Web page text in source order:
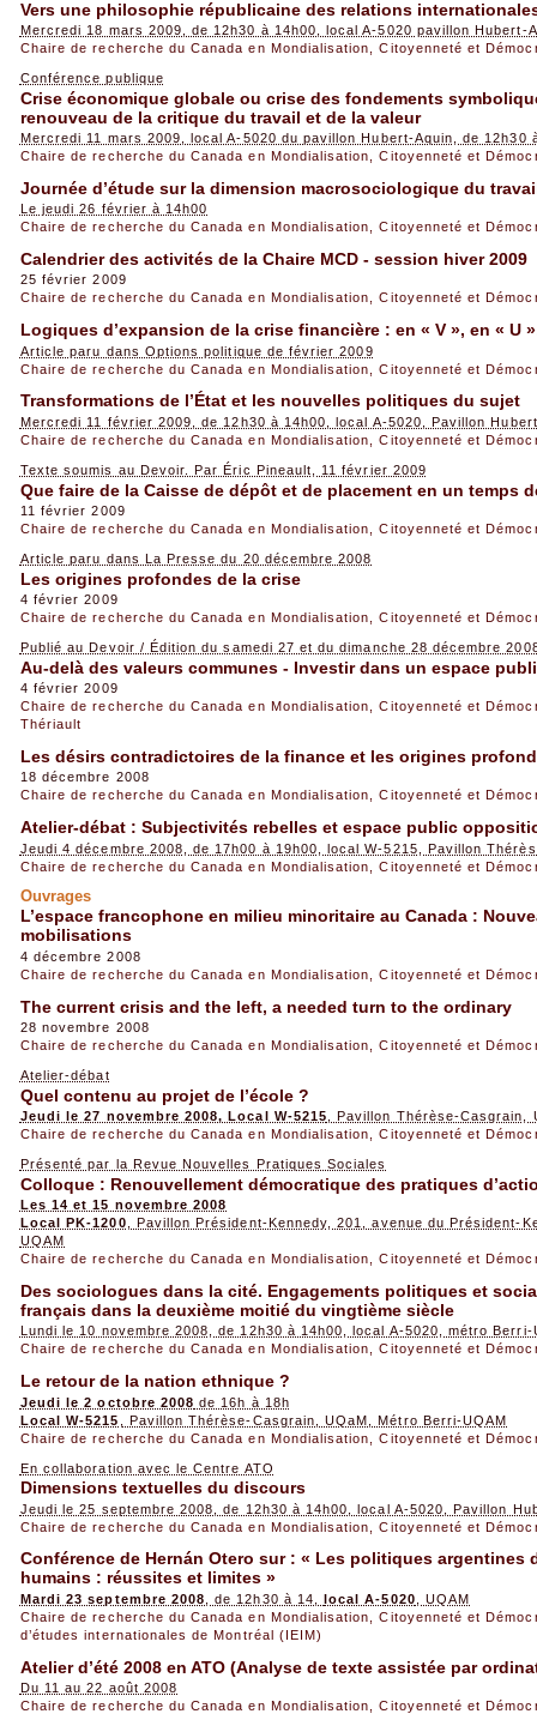
Vers une philosophie républicaine des relations
Mercredi 18 mars 2009, de 12h30 à 14h00, local A-5020 pavillon Hubert-
Chaire de recherche du Canada en Mondialisation, Citoyenneté et
Conférence publique
Crise économique globale ou crise des fondements
renouveau de la critique du travail et de la valeur
Mercredi 11 mars 2009, local A-5020 du pavillon Hubert-Aquin, de 12h30
Chaire de recherche du Canada en Mondialisation, Citoyenneté et
Journée d’étude sur la dimension macrosociologique du
Le jeudi 26 février à 14h00
Chaire de recherche du Canada en Mondialisation, Citoyenneté et
Calendrier des activités de la Chaire MCD - session hiver 2009
25 février 2009
Chaire de recherche du Canada en Mondialisation, Citoyenneté et
Logiques d’expansion de la crise financière : en « V », en « U
Article paru dans Options politique de février 2009
Chaire de recherche du Canada en Mondialisation, Citoyenneté et
Transformations de l’État et les nouvelles politiques du sujet
Mercredi 11 février 2009, de 12h30 à 14h00, local A-5020, Pavillon
Chaire de recherche du Canada en Mondialisation, Citoyenneté et
Texte soumis au Devoir. Par Éric Pineault, 11 février 2009
Que faire de la Caisse de dépôt et de placement en un temps
11 février 2009
Chaire de recherche du Canada en Mondialisation, Citoyenneté et
Article paru dans La Presse du 20 décembre 2008
Les origines profondes de la crise
4 février 2009
Chaire de recherche du Canada en Mondialisation, Citoyenneté et
Publié au Devoir / Édition du samedi 27 et du dimanche 28 décembre
Au-delà des valeurs communes - Investir dans un espace
4 février 2009
Chaire de recherche du Canada en Mondialisation, Citoyenneté et
Thériault
Les désirs contradictoires de la finance et les origines
18 décembre 2008
Chaire de recherche du Canada en Mondialisation, Citoyenneté et
Atelier-débat : Subjectivités rebelles et espace public
Jeudi 4 décembre 2008, de 17h00 à 19h00, local W-5215, Pavillon
Chaire de recherche du Canada en Mondialisation, Citoyenneté et
Ouvrages
L’espace francophone en milieu minoritaire au Canada :
mobilisations
4 décembre 2008
Chaire de recherche du Canada en Mondialisation, Citoyenneté et
The current crisis and the left, a needed turn to the ordinary
28 novembre 2008
Chaire de recherche du Canada en Mondialisation, Citoyenneté et
Atelier-débat
Quel contenu au projet de l’école ?
Jeudi le 27 novembre 2008, Local W-5215 , Pavillon Thérèse-Casgrain,
Chaire de recherche du Canada en Mondialisation, Citoyenneté et
Présenté par la Revue Nouvelles Pratiques Sociales
Colloque : Renouvellement démocratique des pratiques
Les 14 et 15 novembre 2008
Local PK-1200 , Pavillon Président-Kennedy, 201, avenue du Président-
UQAM
Chaire de recherche du Canada en Mondialisation, Citoyenneté et
Des sociologues dans la cité. Engagements politiques et
français dans la deuxième moitié du vingtième siècle
Lundi le 10 novembre 2008, de 12h30 à 14h00, local A-5020, métro Berri-
Chaire de recherche du Canada en Mondialisation, Citoyenneté et
Le retour de la nation ethnique ?
Jeudi le 2 octobre 2008 de 16h à 18h
Local W-5215
, Pavillon Thérèse-Casgrain, UQaM, Métro Berri-UQAM
Chaire de recherche du Canada en Mondialisation, Citoyenneté et
En collaboration avec le Centre ATO
Dimensions textuelles du discours
Jeudi le 25 septembre 2008, de 12h30 à 14h00, local A-5020, Pavillon
Chaire de recherche du Canada en Mondialisation, Citoyenneté et
Conférence de Hernán Otero sur : « Les politiques
humains : réussites et limites »
Mardi 23 septembre 2008 , de 12h30 à 14,local A-5020 , UQAM
Chaire de recherche du Canada en Mondialisation, Citoyenneté et
d’études internationales de Montréal (IEIM)
Atelier d’été 2008 en ATO (Analyse de texte assistée par
Du 11 au 22 août 2008
Chaire de recherche du Canada en Mondialisation, Citoyenneté et